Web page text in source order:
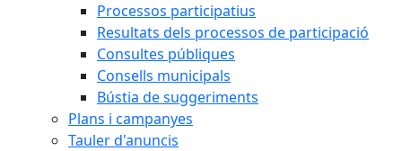
Processos participatius
Resultats dels processos de participació
Consultes públiques
Consells municipals
Bústia de suggeriments
Plans i campanyes
Tauler d'anuncis